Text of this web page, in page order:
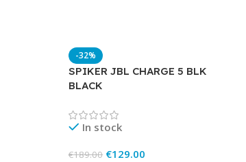
-32%
SPIKER JBL CHARGE 5 BLK
BLACK
In stock
€189.00 €129.00